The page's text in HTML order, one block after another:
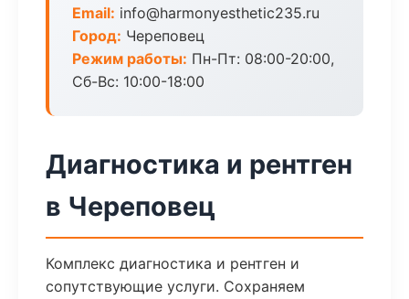
Email: info@harmonyesthetic235.ru
Город: Череповец
Режим работы: Пн-Пт: 08:00-20:00,
Сб-Вс: 10:00-18:00
Диагностика и рентген
в Череповец
Комплекс диагностика и рентген и
сопутствующие услуги. Сохраняем